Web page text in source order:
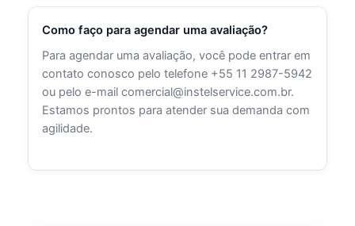
Como faço para agendar uma avaliação?
Para agendar uma avaliação, você pode entrar em
contato conosco pelo telefone +55 11 2987-5942
ou pelo e-mail comercial@instelservice.com.br.
Estamos prontos para atender sua demanda com
agilidade.